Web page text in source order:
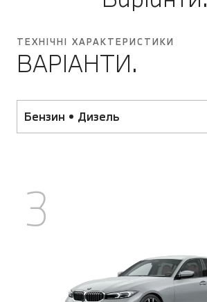
ТЕХНІЧНІ ХАРАКТЕРИСТИКИ
ВАРІАНТИ.
Бензин • Дизель
3